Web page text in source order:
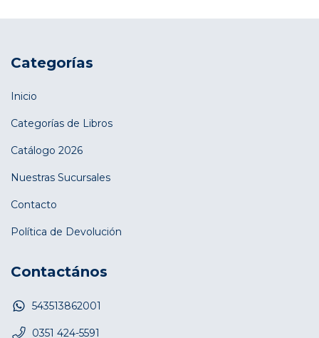
Categorías
Inicio
Categorías de Libros
Catálogo 2026
Nuestras Sucursales
Contacto
Política de Devolución
Contactános
543513862001
0351 424-5591